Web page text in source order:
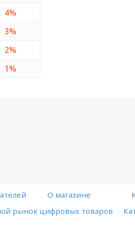
4%
3%
2%
1%
O магазине
рынок цифровых товаров